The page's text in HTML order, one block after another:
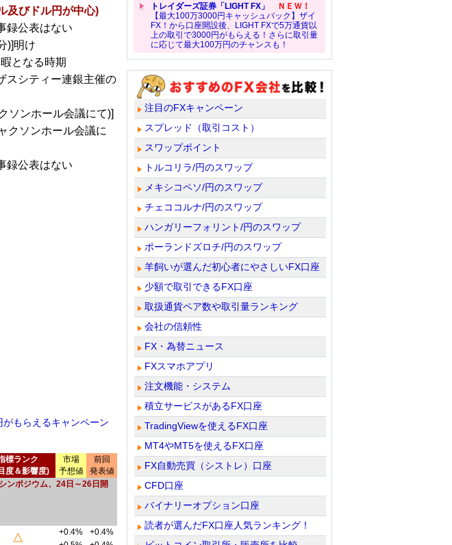
及びドル円が中心)
録公表はない
)]明け
となる時期
スシティー連銀主催の
ソンホール会議にて)]
クソンホール会議に
録公表はない
もらえるキャンペーン
標ランク
度＆影響度)
市場
予想値
前回
発表値
ンポジウム、24日～26日開
△ +0.4%
+0.4%
トレイダーズ証券「LIGHT FX」
ＮＥＷ！
【最大100万3000円キャッシュバック】ザイ
FX！から口座開設後、LIGHT FXで5万通貨以
上の取引で3000円がもらえる！さらに取引量
に応じて最大100万円のチャンスも！
注目のFXキャンペーン
スプレッド（取引コスト）
スワップポイント
トルコリラ/円のスワップ
メキシコペソ/円のスワップ
チェココルナ/円のスワップ
ハンガリーフォリント/円のスワップ
ポーランドズロチ/円のスワップ
羊飼いが選んだ初心者にやさしいFX口座
少額で取引できるFX口座
取扱通貨ペア数や取引量ランキング
会社の信頼性
FX・為替ニュース
FXスマホアプリ
注文機能・システム
積立サービスがあるFX口座
TradingViewを使えるFX口座
MT4やMT5を使えるFX口座
FX自動売買（シストレ）口座
CFD口座
バイナリーオプション口座
読者が選んだFX口座人気ランキング！